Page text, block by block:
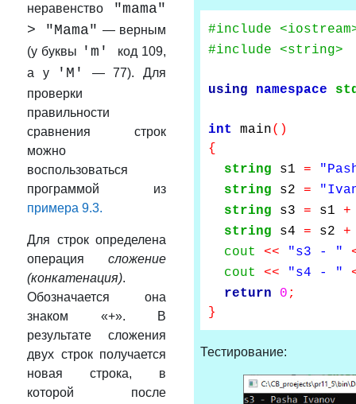
неравенство
"mama"
> "Mama" — верным
(у буквы
'm'
код 109,
а у
'М'
— 77). Для
проверки
правильности
сравнения строк
можно
воспользоваться
программой из
примера 9.3.
Для строк определена
операция сложение
(конкатенация).
Обозначается она
знаком «+». В
результате сложения
двух строк получается
новая строка, в
которой после
#include <iostream
#include <string>
using namespace
int main()
{
string s1 =
string s2 =
string s3 = s1 +
string s4 = s2 +
cout
<< "s3 - "
cout
<< "s4 - "
return
0 ;
}
Тестирование: